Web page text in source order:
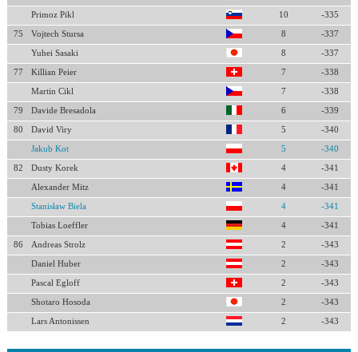
Primoz Pikl 10 -335
75 Vojtech Stursa 8 -337
Yuhei Sasaki 8 -337
77 Killian Peier 7 -338
Martin Cikl 7 -338
79 Davide Bresadola 6 -339
80 David Viry 5 -340
Jakub Kot 5 -340
82 Dusty Korek 4 -341
Alexander Mitz 4 -341
Stanisław Biela 4 -341
Tobias Loeffler 4 -341
86 Andreas Strolz 2 -343
Daniel Huber 2 -343
Pascal Egloff 2 -343
Shotaro Hosoda 2 -343
Lars Antonissen 2 -343